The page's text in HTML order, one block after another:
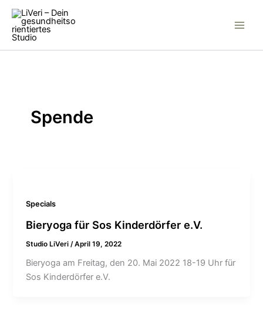
springen
Zum
Inhalt
springen
Spende
Specials
Bieryoga für Sos Kinderdörfer e.V.
Studio LiVeri /April 19, 2022
Bieryoga am Freitag, den 20. Mai 2022 18-19 Uhr für
Sos Kinderdörfer e.V.